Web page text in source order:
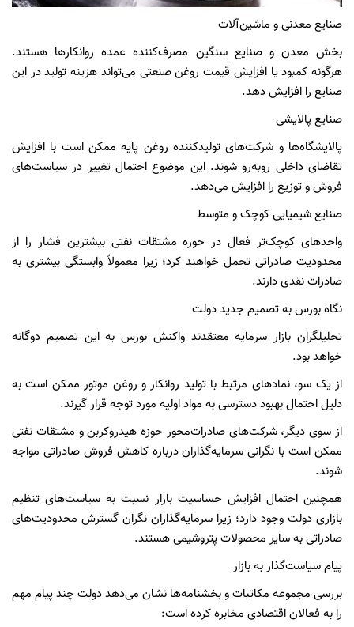
صنایع معدنی و ماشین‌آلات
بخش معدن و صنایع سنگین مصرف‌کننده عمده روانکارها هستند.
هرگونه کمبود یا افزایش قیمت روغن صنعتی می‌تواند هزینه تولید در این
صنایع را افزایش دهد.
صنایع پالایشی
پالایشگاه‌ها و شرکت‌های تولیدکننده روغن پایه ممکن است با افزایش
تقاضای داخلی روبه‌رو شوند. این موضوع احتمال تغییر در سیاست‌های
فروش و توزیع را افزایش می‌دهد.
صنایع شیمیایی کوچک و متوسط
واحدهای کوچک‌تر فعال در حوزه مشتقات نفتی بیشترین فشار را از
محدودیت صادراتی تحمل خواهند کرد؛ زیرا معمولاً وابستگی بیشتری به
صادرات نقدی دارند.
نگاه بورس به تصمیم جدید دولت
تحلیلگران بازار سرمایه معتقدند واکنش بورس به این تصمیم دوگانه
خواهد بود.
از یک سو، نمادهای مرتبط با تولید روانکار و روغن موتور ممکن است به
دلیل احتمال بهبود دسترسی به مواد اولیه مورد توجه قرار گیرند.
از سوی دیگر، شرکت‌های صادرات‌محور حوزه هیدروکربن و مشتقات نفتی
ممکن است با نگرانی سرمایه‌گذاران درباره کاهش فروش صادراتی مواجه
شوند.
همچنین احتمال افزایش حساسیت بازار نسبت به سیاست‌های تنظیم
بازاری دولت وجود دارد؛ زیرا سرمایه‌گذاران نگران گسترش محدودیت‌های
صادراتی به سایر محصولات پتروشیمی هستند.
پیام سیاست‌گذار به بازار
بررسی مجموعه مکاتبات و بخشنامه‌ها نشان می‌دهد دولت چند پیام مهم
را به فعالان اقتصادی مخابره کرده است: